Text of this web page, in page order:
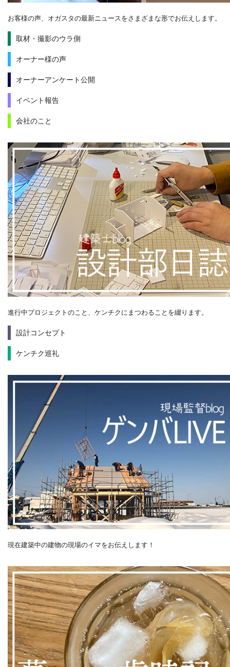
お客様の声、オガスタの最新ニュースをさまざまな形でお伝えします。
取材・撮影のウラ側
オーナー様の声
オーナーアンケート公開
イベント報告
会社のこと
進行中プロジェクトのこと、ケンチクにまつわることを綴ります。
設計コンセプト
ケンチク巡礼
現在建築中の建物の現場のイマをお伝えします！